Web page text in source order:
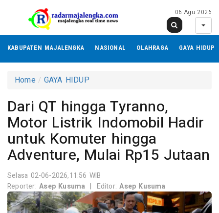
06 Agu 2026
KABUPATEN MAJALENGKA NASIONAL OLAHRAGA GAYA HIDUP
Home GAYA HIDUP
Dari QT hingga Tyranno,
Motor Listrik Indomobil Hadir
untuk Komuter hingga
Adventure, Mulai Rp15 Jutaan
Selasa 02-06-2026,11:56 WIB
Reporter:Asep Kusuma | Editor:Asep Kusuma